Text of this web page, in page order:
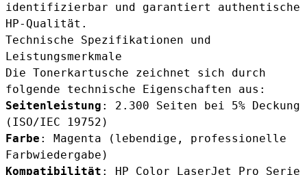
identifizierbar und garantiert authentische
HP-Qualität.
Technische Spezifikationen und
Leistungsmerkmale
Die Tonerkartusche zeichnet sich durch
folgende technische Eigenschaften aus:
Seitenleistung : 2.300 Seiten bei 5% Deckung
(ISO/IEC 19752)
Farbe : Magenta (lebendige, professionelle
Farbwiedergabe)
Kompatibilität : HP Color LaserJet Pro Serie